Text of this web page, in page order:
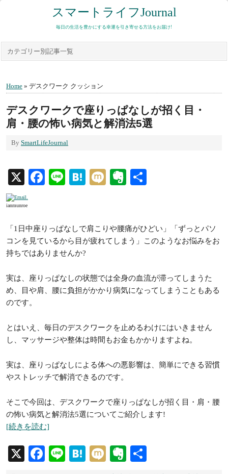
スマートライフJournal
毎日の生活を豊かにする幸運を引き寄せる方法をお届け!
カテゴリー別記事一覧
Home » デスクワーク クッション
デスクワークで座りっぱなしが招く目・
肩・腰の怖い病気と解消法5選
By SmartLifeJournal
X Facebook
LineHatenaMixiEvernote
ianmunroe
「1日中座りっぱなしで肩こりや腰痛がひどい」「ずっとパソ
コンを見ているから目が疲れてしまう」このようなお悩みをお
持ちではありませんか?
実は、座りっぱなしの状態では全身の血流が滞ってしまうた
め、目や肩、腰に負担がかかり病気になってしまうこともある
のです。
とはいえ、毎日のデスクワークを止めるわけにはいきません
し、マッサージや整体は時間もお金もかかりますよね。
実は、座りっぱなしによる体への悪影響は、簡単にできる習慣
やストレッチで解消できるのです。
そこで今回は、デスクワークで座りっぱなしが招く目・肩・腰
の怖い病気と解消法5選についてご紹介します!
[続きを読む]
X Facebook
LineHatenaMixiEvernote
有